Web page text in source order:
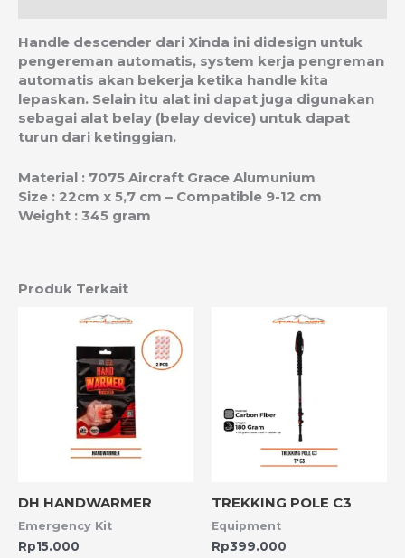
Handle descender dari Xinda ini didesign untuk
pengereman automatis, system kerja pengreman
automatis akan bekerja ketika handle kita
lepaskan. Selain itu alat ini dapat juga digunakan
sebagai alat belay (belay device) untuk dapat
turun dari ketinggian.
Material : 7075 Aircraft Grace Alumunium
Size : 22cm x 5,7 cm – Compatible 9-12 cm
Weight : 345 gram
Produk Terkait
DH HANDWARMER
Emergency Kit
Rp15.000
TREKKING POLE C3
Equipment
Rp399.000